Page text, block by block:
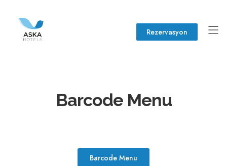
Rezervasyon
Barcode Menu
Barcode Menu